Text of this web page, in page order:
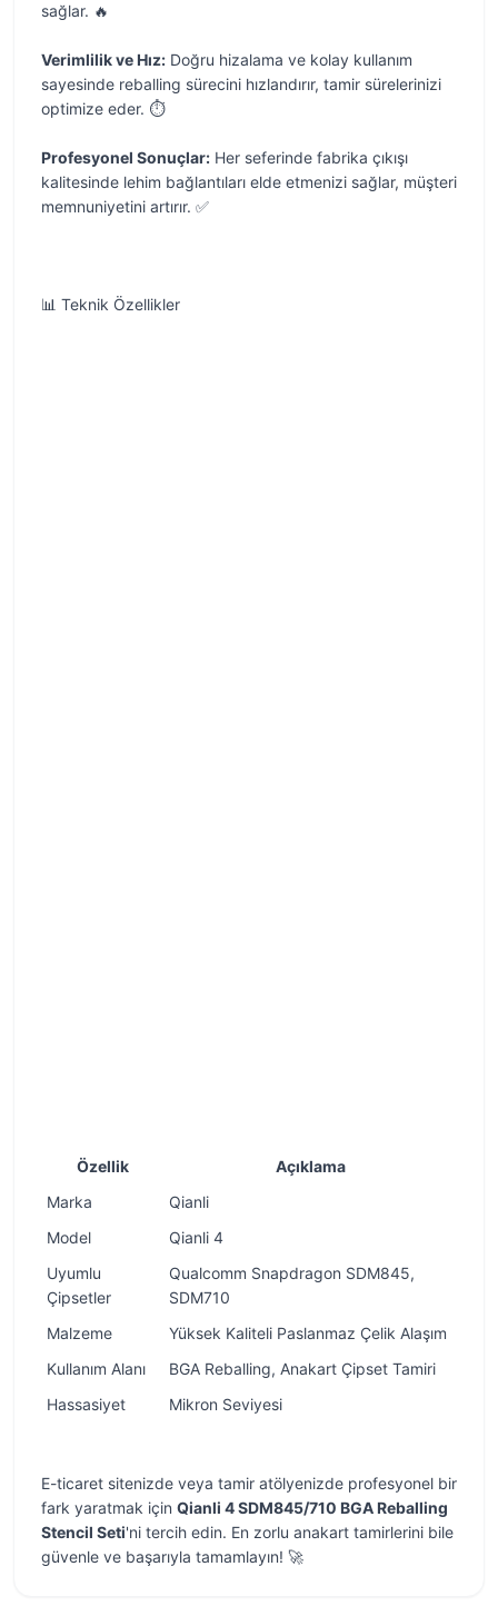
sağlar. 🔥
Verimlilik ve Hız: Doğru hizalama ve kolay kullanım
sayesinde reballing sürecini hızlandırır, tamir sürelerinizi
optimize eder. ⏱️
Profesyonel Sonuçlar: Her seferinde fabrika çıkışı
kalitesinde lehim bağlantıları elde etmenizi sağlar, müşteri
memnuniyetini artırır. ✅
📊 Teknik Özellikler
Özellik
Açıklama
Marka
Qianli
Model
Qianli 4
Uyumlu
Çipsetler
Qualcomm Snapdragon SDM845,
SDM710
Malzeme
Yüksek Kaliteli Paslanmaz Çelik Alaşım
Kullanım Alanı
BGA Reballing, Anakart Çipset Tamiri
Hassasiyet
Mikron Seviyesi
E-ticaret sitenizde veya tamir atölyenizde profesyonel bir
fark yaratmak için Qianli 4 SDM845/710 BGA Reballing
Stencil Seti'ni tercih edin. En zorlu anakart tamirlerini bile
güvenle ve başarıyla tamamlayın! 🚀